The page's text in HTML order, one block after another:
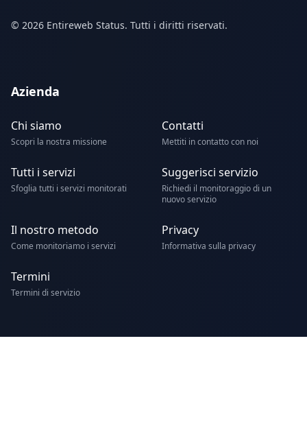
© 2026 Entireweb Status. Tutti i diritti riservati.
Azienda
Chi siamo
Scopri la nostra missione
Contatti
Mettiti in contatto con noi
Tutti i servizi
Sfoglia tutti i servizi monitorati
Suggerisci servizio
Richiedi il monitoraggio di un
nuovo servizio
Il nostro metodo
Come monitoriamo i servizi
Privacy
Informativa sulla privacy
Termini
Termini di servizio